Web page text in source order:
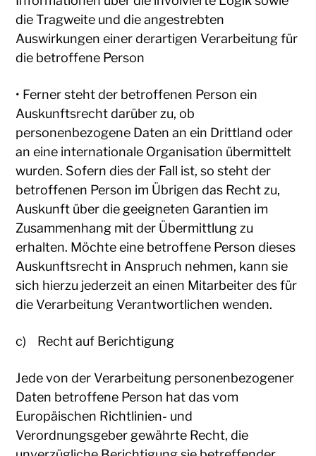
die Tragweite und die angestrebten
Auswirkungen einer derartigen Verarbeitung für
die betroffene Person
• Ferner steht der betroffenen Person ein
Auskunftsrecht darüber zu, ob
personenbezogene Daten an ein Drittland oder
an eine internationale Organisation übermittelt
wurden. Sofern dies der Fall ist, so steht der
betroffenen Person im Übrigen das Recht zu,
Auskunft über die geeigneten Garantien im
Zusammenhang mit der Übermittlung zu
erhalten. Möchte eine betroffene Person dieses
Auskunftsrecht in Anspruch nehmen, kann sie
sich hierzu jederzeit an einen Mitarbeiter des für
die Verarbeitung Verantwortlichen wenden.
c) Recht auf Berichtigung
Jede von der Verarbeitung personenbezogener
Daten betroffene Person hat das vom
Europäischen Richtlinien- und
Verordnungsgeber gewährte Recht, die